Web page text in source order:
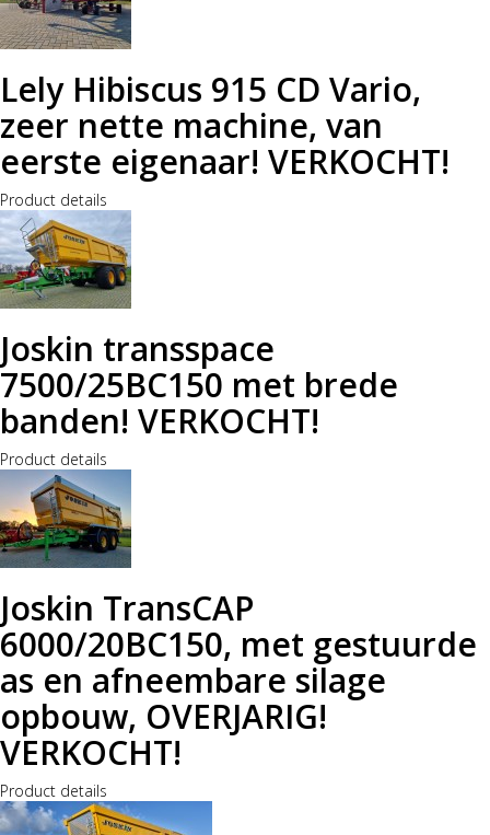
Lely Hibiscus 915 CD Vario,
zeer nette machine, van
eerste eigenaar! VERKOCHT!
Product details
Joskin transspace
7500/25BC150 met brede
banden! VERKOCHT!
Product details
Joskin TransCAP
6000/20BC150, met gestuurde
as en afneembare silage
opbouw, OVERJARIG!
VERKOCHT!
Product details